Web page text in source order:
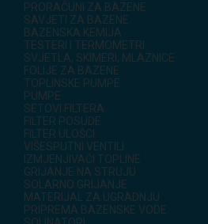
PRORAČUNI ZA BAZENE
SAVJETI ZA BAZENE
BAZENSKA KEMIJA
TESTERI I TERMOMETRI
SVJETLA, SKIMERI, MLAZNICE
FOLIJE ZA BAZENE
TOPLINSKE PUMPE
PUMPE
SETOVI FILTERA
FILTER POSUDE
FILTER ULOŠCI
VIŠESPUTNI VENTILI
IZMJENJIVAČI TOPLINE
GRIJANJE NA STRUJU
SOLARNO GRIJANJE
MATERIJAL ZA UGRADNJU
PRIPREMA BAZENSKE VODE